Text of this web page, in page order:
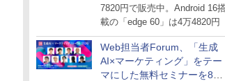
7820円で販売中。Android 16
載の「edge 60」は4万4820円
Web担当者Forum、「生成
AI×マーケティング」をテー
マにした無料セミナーを8月